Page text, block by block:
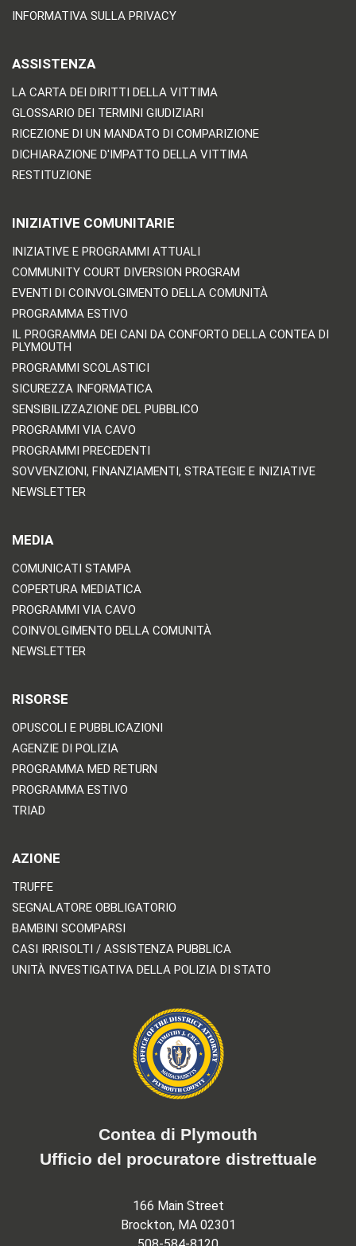
INFORMATIVA SULLA PRIVACY
ASSISTENZA
LA CARTA DEI DIRITTI DELLA VITTIMA
GLOSSARIO DEI TERMINI GIUDIZIARI
RICEZIONE DI UN MANDATO DI COMPARIZIONE
DICHIARAZIONE D'IMPATTO DELLA VITTIMA
RESTITUZIONE
INIZIATIVE COMUNITARIE
INIZIATIVE E PROGRAMMI ATTUALI
COMMUNITY COURT DIVERSION PROGRAM
EVENTI DI COINVOLGIMENTO DELLA COMUNITÀ
PROGRAMMA ESTIVO
IL PROGRAMMA DEI CANI DA CONFORTO DELLA CONTEA DI
PLYMOUTH
PROGRAMMI SCOLASTICI
SICUREZZA INFORMATICA
SENSIBILIZZAZIONE DEL PUBBLICO
PROGRAMMI VIA CAVO
PROGRAMMI PRECEDENTI
SOVVENZIONI, FINANZIAMENTI, STRATEGIE E INIZIATIVE
NEWSLETTER
MEDIA
COMUNICATI STAMPA
COPERTURA MEDIATICA
PROGRAMMI VIA CAVO
COINVOLGIMENTO DELLA COMUNITÀ
NEWSLETTER
RISORSE
OPUSCOLI E PUBBLICAZIONI
AGENZIE DI POLIZIA
PROGRAMMA MED RETURN
PROGRAMMA ESTIVO
TRIAD
AZIONE
TRUFFE
SEGNALATORE OBBLIGATORIO
BAMBINI SCOMPARSI
CASI IRRISOLTI / ASSISTENZA PUBBLICA
UNITÀ INVESTIGATIVA DELLA POLIZIA DI STATO
Contea di Plymouth
Ufficio del procuratore distrettuale
166 Main Street
Brockton, MA 02301